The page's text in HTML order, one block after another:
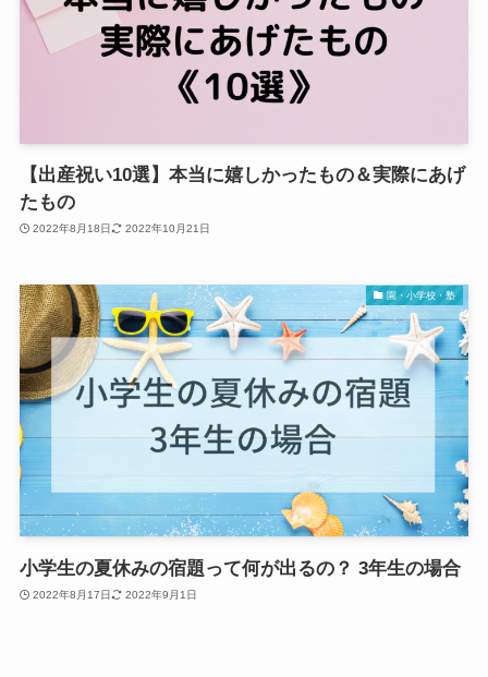
【出産祝い10選】本当に嬉しかったもの＆実際にあげ
たもの
2022年8月18日 2022年10月21日
園・小学校・塾
小学生の夏休みの宿題って何が出るの？ 3年生の場合
2022年8月17日 2022年9月1日